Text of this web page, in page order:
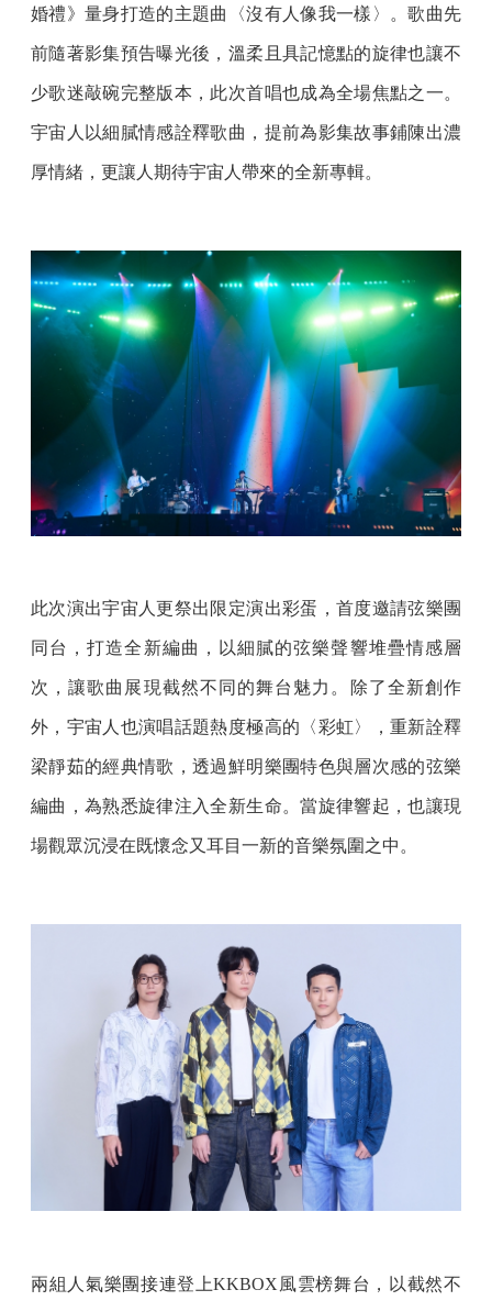
婚禮》量身打造的主題曲〈沒有人像我一樣〉。歌曲先
前隨著影集預告曝光後，溫柔且具記憶點的旋律也讓不
少歌迷敲碗完整版本，此次首唱也成為全場焦點之一。
宇宙人以細膩情感詮釋歌曲，提前為影集故事鋪陳出濃
厚情緒，更讓人期待宇宙人帶來的全新專輯。
此次演出宇宙人更祭出限定演出彩蛋，首度邀請弦樂團
同台，打造全新編曲，以細膩的弦樂聲響堆疊情感層
次，讓歌曲展現截然不同的舞台魅力。除了全新創作
外，宇宙人也演唱話題熱度極高的〈彩虹〉，重新詮釋
梁靜茹的經典情歌，透過鮮明樂團特色與層次感的弦樂
編曲，為熟悉旋律注入全新生命。當旋律響起，也讓現
場觀眾沉浸在既懷念又耳目一新的音樂氛圍之中。
兩組人氣樂團接連登上KKBOX風雲榜舞台，以截然不